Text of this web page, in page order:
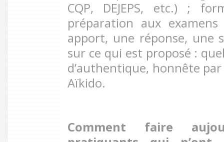
CQP, DEJEPS, etc.) ;
préparation aux
apport, une réponse, une
sur ce qui est proposé :
d’authentique, honnête
Aïkido.
Comment faire